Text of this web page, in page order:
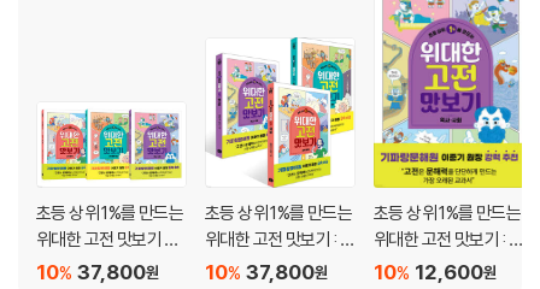
초등 상위 1%를 만드는
위대한 고전 맛보기 세
트
37,800원
10%
초등 상위 1%를 만드는
위대한 고전 맛보기 : 세
계문학/과학,철학,종
37,800원
10%
초등 상위 1%를 만드는
위대한 고전 맛보기 : 역
사·사회12,600원
10%